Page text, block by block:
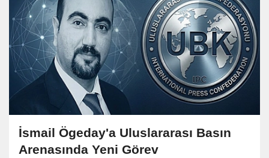
İsmail Ögeday'a Uluslararası Basın
Arenasında Yeni Görev